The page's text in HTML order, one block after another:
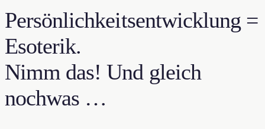
Persönlichkeitsentwicklung =
Esoterik.
Nimm das! Und gleich
nochwas …